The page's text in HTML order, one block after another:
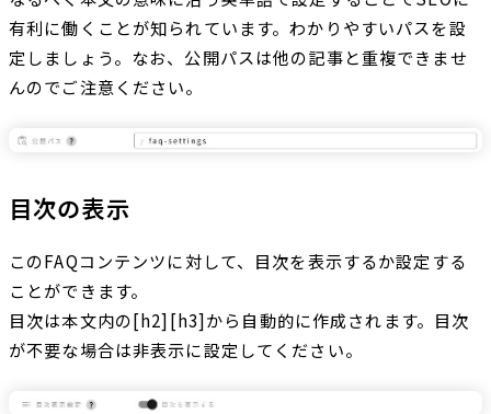
有利に働くことが知られています。わかりやすいパスを設
定しましょう。なお、公開パスは他の記事と重複できませ
んのでご注意ください。
目次の表示
このFAQコンテンツに対して、目次を表示するか設定する
ことができます。
目次は本文内の[h2][h3]から自動的に作成されます。目次
が不要な場合は非表示に設定してください。